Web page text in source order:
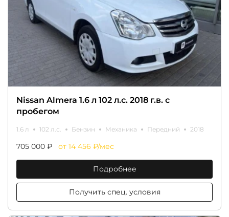
Nissan Almera 1.6 л 102 л.с. 2018 г.в. с
пробегом
1.6 л 102 л.с. Бензин Механика Передний 2018
705 000 ₽ от 14 456 ₽/мес
Подробнее
Получить спец. условия